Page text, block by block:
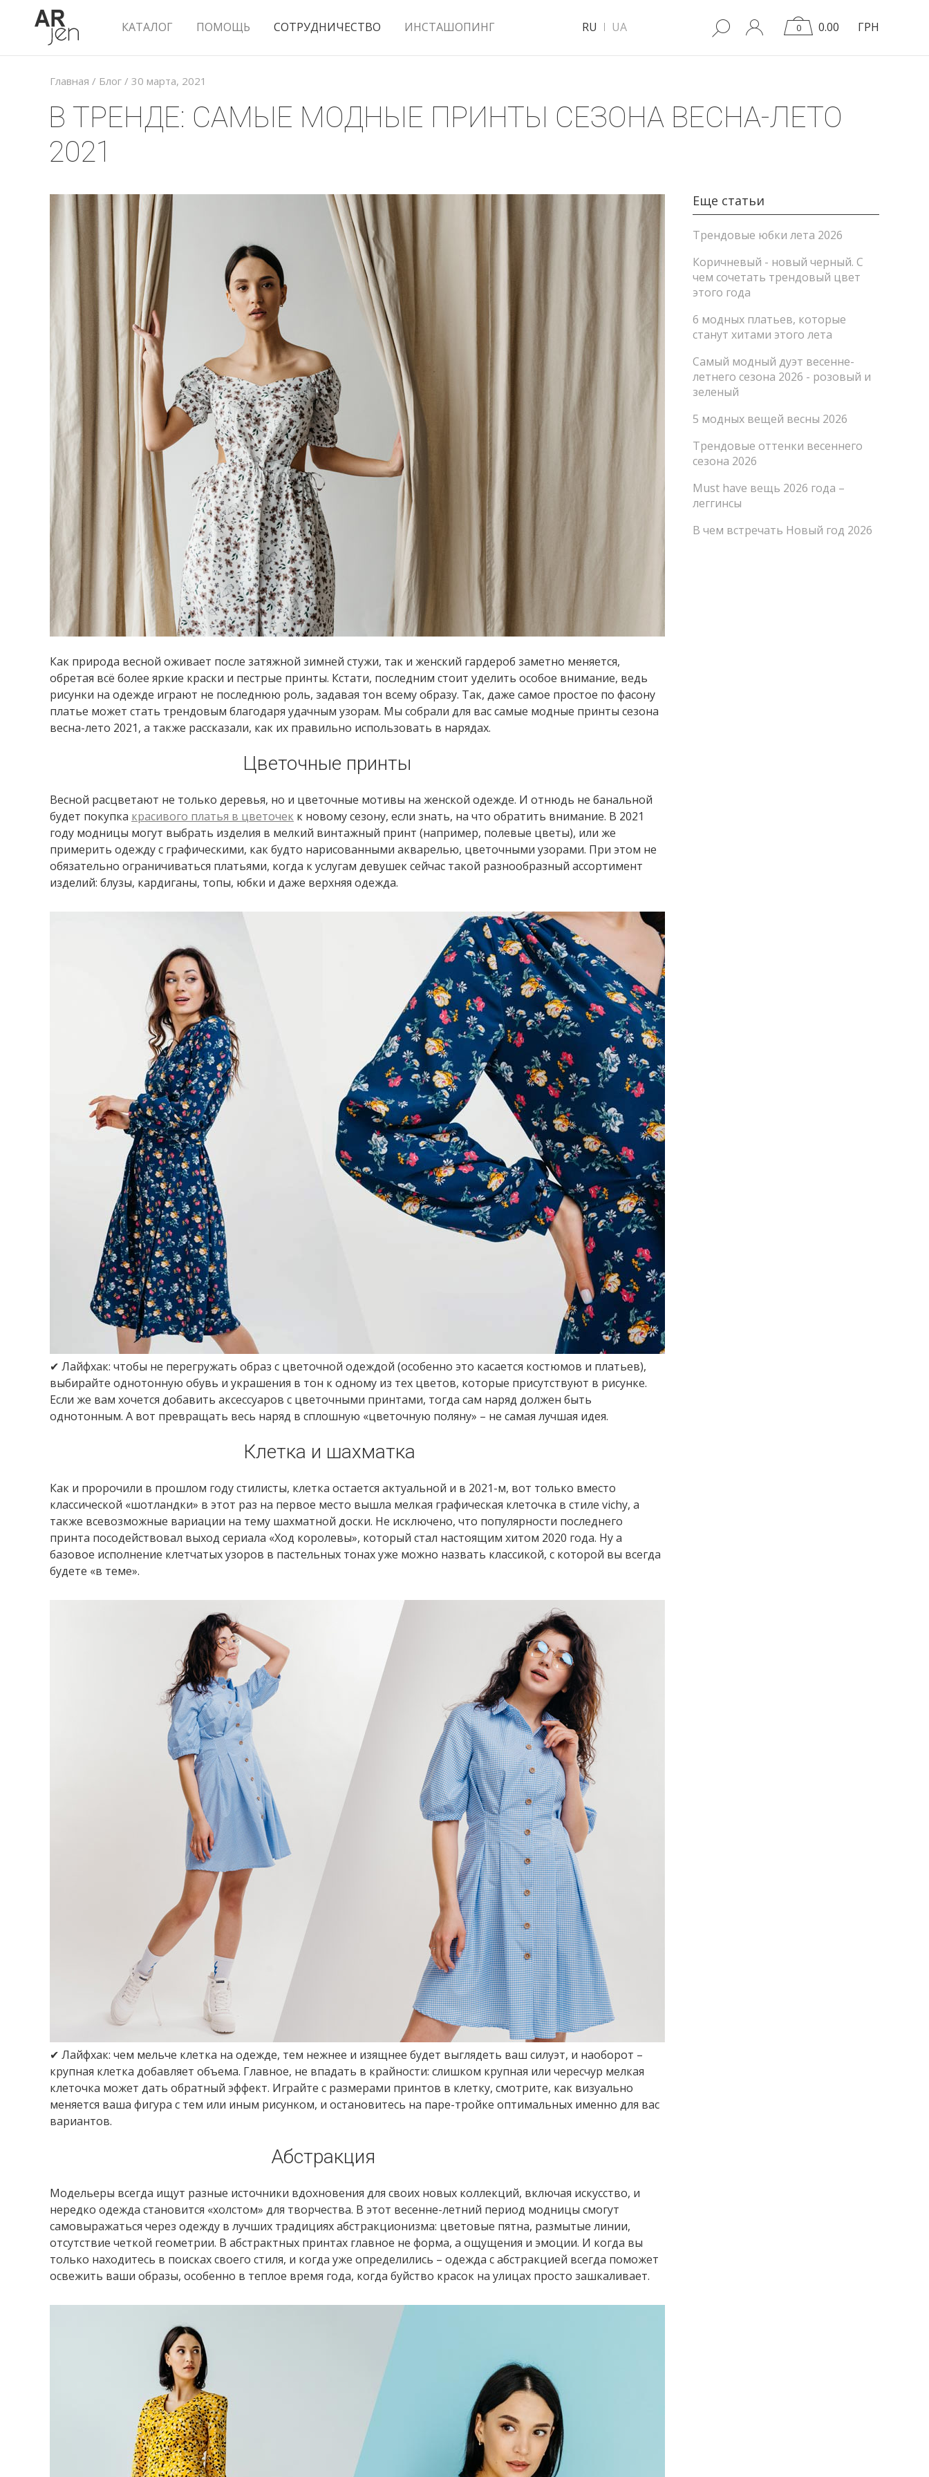
КАТАЛОГ ПОМОЩЬ СОТРУДНИЧЕСТВО ИНСТАШОПИНГ RU UA 0 0.00 ГРН
Главная / Блог / 30 марта, 2021
В ТРЕНДЕ: САМЫЕ МОДНЫЕ ПРИНТЫ СЕЗОНА ВЕСНА-ЛЕТО
2021
Как природа весной оживает после затяжной зимней стужи, так и женский гардероб заметно меняется,
обретая всё более яркие краски и пестрые принты. Кстати, последним стоит уделить особое внимание, ведь
рисунки на одежде играют не последнюю роль, задавая тон всему образу. Так, даже самое простое по фасону
платье может стать трендовым благодаря удачным узорам. Мы собрали для вас самые модные принты сезона
весна-лето 2021, а также рассказали, как их правильно использовать в нарядах.
Цветочные принты
Весной расцветают не только деревья, но и цветочные мотивы на женской одежде. И отнюдь не банальной
будет покупка красивого платья в цветочек к новому сезону, если знать, на что обратить внимание. В 2021
году модницы могут выбрать изделия в мелкий винтажный принт (например, полевые цветы), или же
примерить одежду с графическими, как будто нарисованными акварелью, цветочными узорами. При этом не
обязательно ограничиваться платьями, когда к услугам девушек сейчас такой разнообразный ассортимент
изделий: блузы, кардиганы, топы, юбки и даже верхняя одежда.
✔ Лайфхак: чтобы не перегружать образ с цветочной одеждой (особенно это касается костюмов и платьев),
выбирайте однотонную обувь и украшения в тон к одному из тех цветов, которые присутствуют в рисунке.
Если же вам хочется добавить аксессуаров с цветочными принтами, тогда сам наряд должен быть
однотонным. А вот превращать весь наряд в сплошную «цветочную поляну» – не самая лучшая идея.
Клетка и шахматка
Как и пророчили в прошлом году стилисты, клетка остается актуальной и в 2021-м, вот только вместо
классической «шотландки» в этот раз на первое место вышла мелкая графическая клеточка в стиле vichy, а
также всевозможные вариации на тему шахматной доски. Не исключено, что популярности последнего
принта посодействовал выход сериала «Ход королевы», который стал настоящим хитом 2020 года. Ну а
базовое исполнение клетчатых узоров в пастельных тонах уже можно назвать классикой, с которой вы всегда
будете «в теме».
✔ Лайфхак: чем мельче клетка на одежде, тем нежнее и изящнее будет выглядеть ваш силуэт, и наоборот –
крупная клетка добавляет объема. Главное, не впадать в крайности: слишком крупная или чересчур мелкая
клеточка может дать обратный эффект. Играйте с размерами принтов в клетку, смотрите, как визуально
меняется ваша фигура с тем или иным рисунком, и остановитесь на паре-тройке оптимальных именно для вас
вариантов.
Абстракция
Модельеры всегда ищут разные источники вдохновения для своих новых коллекций, включая искусство, и
нередко одежда становится «холстом» для творчества. В этот весенне-летний период модницы смогут
самовыражаться через одежду в лучших традициях абстракционизма: цветовые пятна, размытые линии,
отсутствие четкой геометрии. В абстрактных принтах главное не форма, а ощущения и эмоции. И когда вы
только находитесь в поисках своего стиля, и когда уже определились – одежда с абстракцией всегда поможет
освежить ваши образы, особенно в теплое время года, когда буйство красок на улицах просто зашкаливает.
Еще статьи
Трендовые юбки лета 2026
Коричневый - новый черный. С
чем сочетать трендовый цвет
этого года
6 модных платьев, которые
станут хитами этого лета
Самый модный дуэт весенне-
летнего сезона 2026 - розовый и
зеленый
5 модных вещей весны 2026
Трендовые оттенки весеннего
сезона 2026
Must have вещь 2026 года –
леггинсы
В чем встречать Новый год 2026